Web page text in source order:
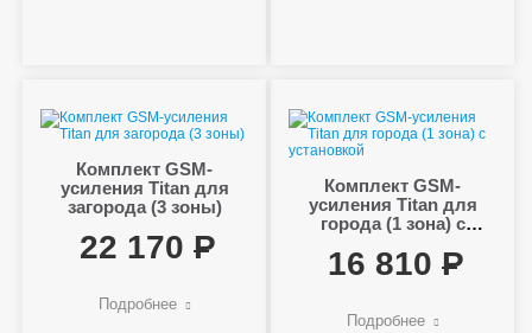
Комплект GSM-
усиления Titan для
загорода (3 зоны)
22 170
Подробнее
Комплект GSM-
усиления Titan для
города (1 зона) с
16 810
Подробнее